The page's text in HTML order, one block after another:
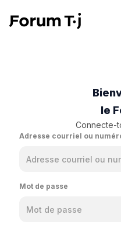
le
Connecte-
Adresse courriel ou
Mot de passe